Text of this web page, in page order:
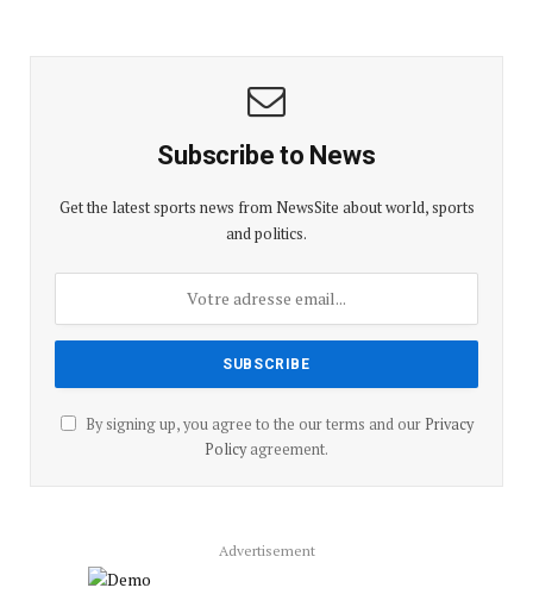
Subscribe to News
Get the latest sports news from NewsSite about world, sports
and politics.
By signing up, you agree to the our terms and our Privacy
Policyagreement.
Advertisement